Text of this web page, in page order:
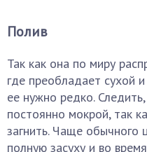
Полив
Так как она по миру
где преобладает сухой
ее нужно редко.
постоянно мокрой, так
загнить. Чаще обычного
полную засуху и во